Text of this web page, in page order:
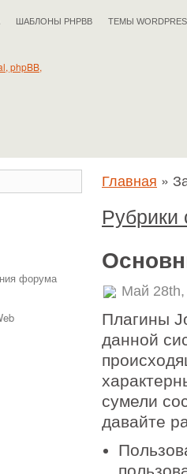
ШАБЛОНЫ PHPBB ТЕМЫ
форума
Главная »
Рубрики
Май
Плагины
данной
сумели
давайте